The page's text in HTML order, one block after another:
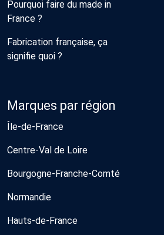
Pourquoi faire du made in
France ?
Fabrication française, ça
signifie quoi ?
Marques par région
Île-de-France
Centre-Val de Loire
Bourgogne-Franche-Comté
Normandie
Hauts-de-France